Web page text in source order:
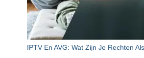
IPTV En AVG: Wat Zijn Je Rechten